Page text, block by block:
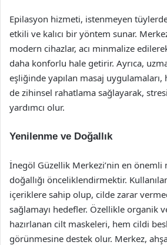
Epilasyon hizmeti, istenmeyen
etkili ve kalıcı bir yöntem sunar.
modern cihazlar, acı minmalize
daha konforlu hale getirir. Ayrıca,
eşliğinde yapılan masaj uygulamaları,
de zihinsel rahatlama sağlayarak,
yardımcı olur.
Yenilenme ve Doğallık
İnegöl Güzellik Merkezi’nin en önemli
doğallığı önceliklendirmektir.
içeriklere sahip olup, cilde zarar
sağlamayı hedefler. Özellikle organik
hazırlanan cilt maskeleri, hem cildi
görünmesine destek olur. Merkez,